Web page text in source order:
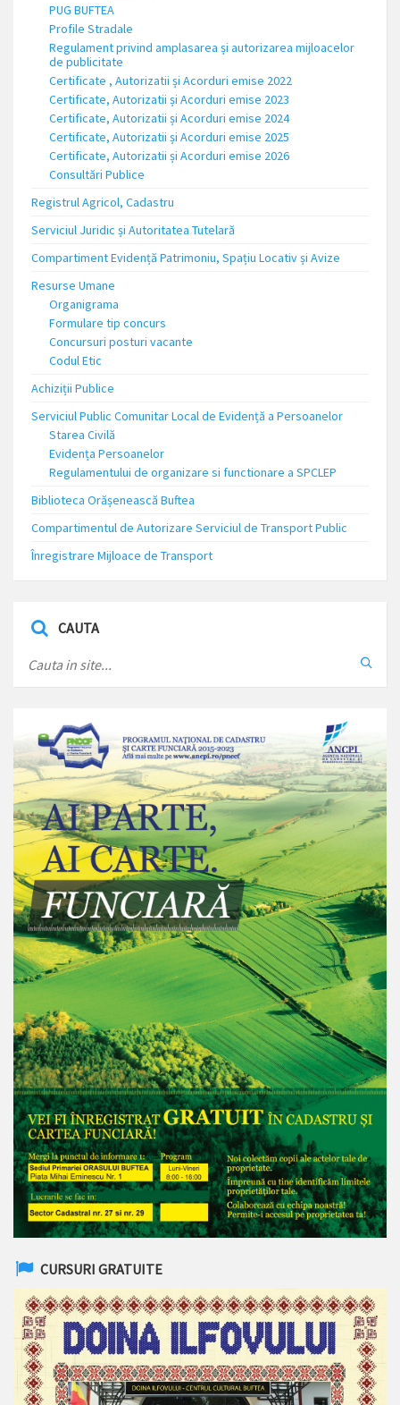
PUG BUFTEA
Profile Stradale
Regulament privind amplasarea și autorizarea mijloacelor
de publicitate
Certificate , Autorizatii și Acorduri emise 2022
Certificate, Autorizatii și Acorduri emise 2023
Certificate, Autorizatii și Acorduri emise 2024
Certificate, Autorizatii și Acorduri emise 2025
Certificate, Autorizatii și Acorduri emise 2026
Consultări Publice
Registrul Agricol, Cadastru
Serviciul Juridic și Autoritatea Tutelară
Compartiment Evidență Patrimoniu, Spațiu Locativ și Avize
Resurse Umane
Organigrama
Formulare tip concurs
Concursuri posturi vacante
Codul Etic
Achiziții Publice
Serviciul Public Comunitar Local de Evidență a Persoanelor
Starea Civilă
Evidența Persoanelor
Regulamentului de organizare si functionare a SPCLEP
Biblioteca Orășenească Buftea
Compartimentul de Autorizare Serviciul de Transport Public
Înregistrare Mijloace de Transport
CAUTA
CURSURI GRATUITE